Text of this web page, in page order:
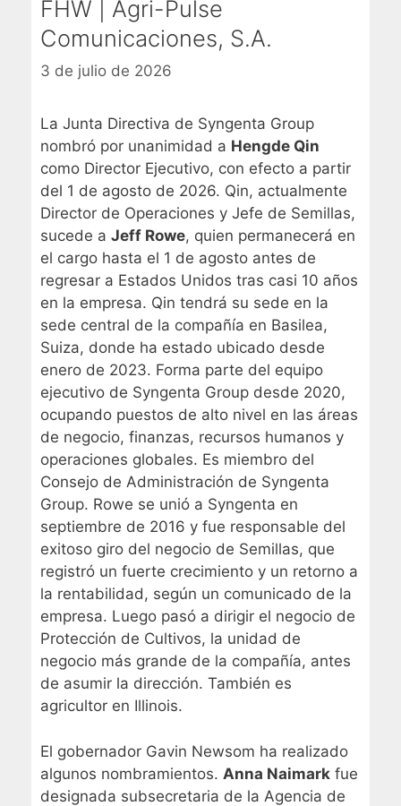
FHW | Agri-Pulse
Comunicaciones, S.A.
3 de julio de 2026
La Junta Directiva de Syngenta Group
nombró por unanimidad a Hengde Qin
como Director Ejecutivo, con efecto a partir
del 1 de agosto de 2026. Qin, actualmente
Director de Operaciones y Jefe de Semillas,
sucede a Jeff Rowe, quien permanecerá en
el cargo hasta el 1 de agosto antes de
regresar a Estados Unidos tras casi 10 años
en la empresa. Qin tendrá su sede en la
sede central de la compañía en Basilea,
Suiza, donde ha estado ubicado desde
enero de 2023. Forma parte del equipo
ejecutivo de Syngenta Group desde 2020,
ocupando puestos de alto nivel en las áreas
de negocio, finanzas, recursos humanos y
operaciones globales. Es miembro del
Consejo de Administración de Syngenta
Group. Rowe se unió a Syngenta en
septiembre de 2016 y fue responsable del
exitoso giro del negocio de Semillas, que
registró un fuerte crecimiento y un retorno a
la rentabilidad, según un comunicado de la
empresa. Luego pasó a dirigir el negocio de
Protección de Cultivos, la unidad de
negocio más grande de la compañía, antes
de asumir la dirección. También es
agricultor en Illinois.
El gobernador Gavin Newsom ha realizado
algunos nombramientos. Anna Naimark fue
designada subsecretaria de la Agencia de